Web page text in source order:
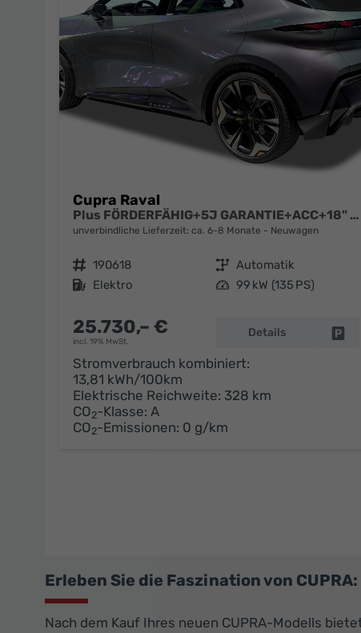
Cupra Raval
Plus FÖRDERFÄHIG+5J GARANTIE+ACC+18" ALU+LED+PDC+KLIMA
unverbindliche Lieferzeit: ca. 6-8 Monate Neuwagen
Fahrzeugnr. 190618 Getriebe Automatik
Kraftstoff Elektro Leistung 99 kW (135 PS)
25.730,– €
incl. 19% MwSt.
Details
Stromverbrauch kombiniert:
13,81 kWh/100km
Elektrische Reichweite: 328 km
CO2-Klasse: A
CO2-Emissionen: 0 g/km
Erleben Sie die Faszination von
Nach dem Kauf Ihres neuen CUPRA-Modells